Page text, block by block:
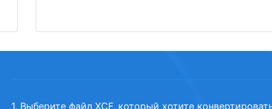
1. Выберите файл XCF, который хотите